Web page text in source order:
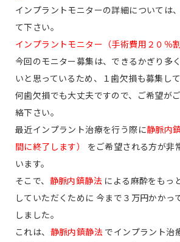
インプラントモニターの詳細については、
て下さい。
インプラントモニター（手術費用２０％割
今回のモニター募集は、できるかぎり多
いと思っているため、１歯欠損も募集して
何歯欠損でも大丈夫ですので、ご希望が
絡下さい。
最近インプラント治療を行う際に静脈内
間に終了します）
をご希望される方が非
います。
そこで、 静脈内鎮静法 による麻酔をもっ
していただくために 今まで３万円かかっ
しました。
これは、 静脈内鎮静法 でインプラント治